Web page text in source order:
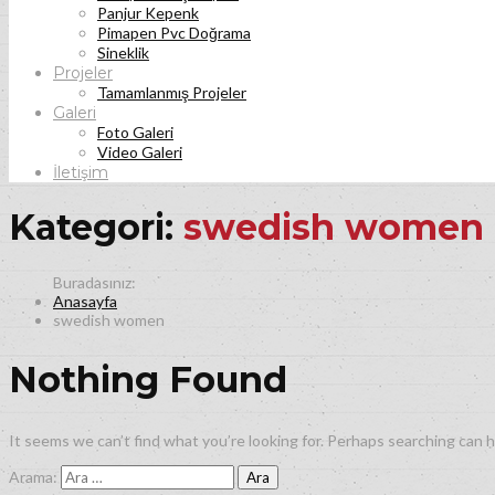
Panjur Kepenk
Pimapen Pvc Doğrama
Sineklik
Projeler
Tamamlanmış Projeler
Galeri
Foto Galeri
Video Galeri
İletişim
Kategori: swedish women
Anasayfa
swedish women
Nothing Found
It seems we can’t find what you’re looking for. Perhaps searching can
Arama: